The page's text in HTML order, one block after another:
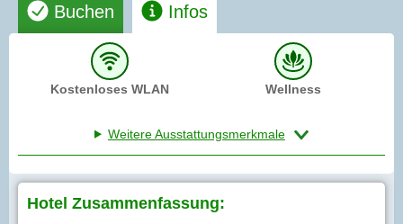
Buchen Infos
Kostenloses WLAN Wellness
Weitere Ausstattungsmerkmale
Hotel Zusammenfassung: